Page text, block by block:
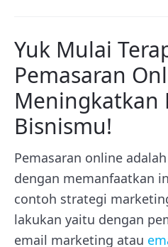
Yuk Mulai
Pemasaran
Meningkatkan
Bisnismu!
Pemasaran online
dengan memanfaatkan
contoh strategi
lakukan yaitu dengan
email marketing atau